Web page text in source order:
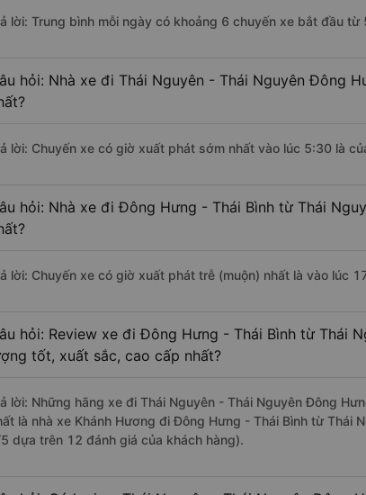
lời: Trung bình mỗi ngày có khoảng 6 chuyến xe bắt đầu
hỏi: Nhà xe đi Thái Nguyên - Thái Nguyên Đông
lời: Chuyến xe có giờ xuất phát sớm nhất vào lúc 5:30 là
hỏi: Nhà xe đi Đông Hưng - Thái Bình từ Thái
lời: Chuyến xe có giờ xuất phát trễ (muộn) nhất là vào lúc
hỏi: Review xe đi Đông Hưng - Thái Bình từ Thái
tốt, xuất sắc, cao cấp nhất?
lời: Những hãng xe đi Thái Nguyên - Thái Nguyên Đông
là nhà xe Khánh Hương đi Đông Hưng - Thái Bình từ Thái
dựa trên 12 đánh giá của khách hàng).